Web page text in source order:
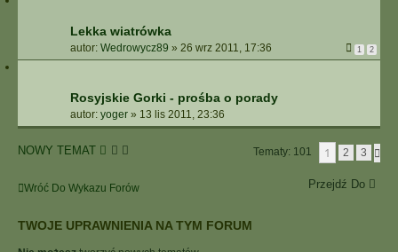
Lekka wiatrówka
autor: Wedrowycz89 » 26 wrz 2011, 17:36 1 2
Rosyjskie Gorki - prośba o porady
autor: yoger » 13 lis 2011, 23:36
NOWY TEMAT Tematy: 101 1 2 3
Wróć Do Wykazu Forów Przejdź Do
TWOJE UPRAWNIENIA NA TYM FORUM